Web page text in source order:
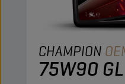
CHAMPION
75W90